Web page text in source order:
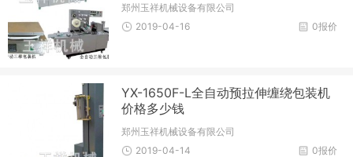
郑州玉祥机械设备有限公司
0报价
2019-04-16
YX-1650F-L全自动预拉伸缠绕包装机
价格多少钱
郑州玉祥机械设备有限公司
0报价
2019-04-14